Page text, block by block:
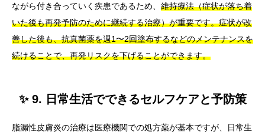
ながら付き合っていく疾患であるため、 維持療法（症状が落ち着
いた後も再発予防のために継続する治療）が重要です。症状が改
善した後も、抗真菌薬を週1〜2回塗布するなどのメンテナンスを
続けることで、再発リスクを下げることができます。
✨ 9. 日常生活でできるセルフケアと予防策
脂漏性皮膚炎の治療は医療機関での処方薬が基本ですが、日常生